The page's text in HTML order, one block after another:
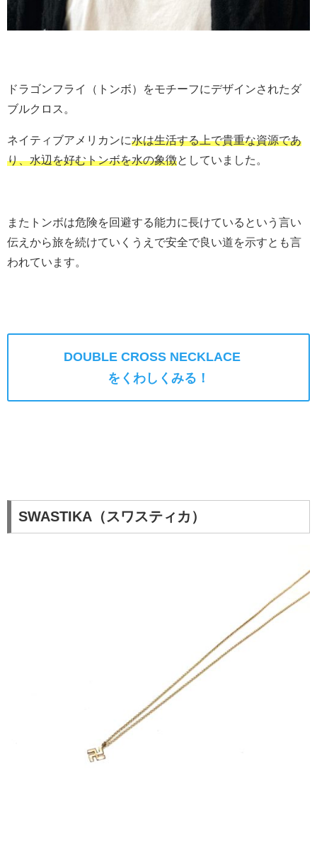
ドラゴンフライ（トンボ）をモチーフにデザインされたダ
ブルクロス。
ネイティブアメリカンに水は生活する上で貴重な資源であ
り、水辺を好むトンボを水の象徴としていました。
またトンボは危険を回避する能力に長けているという言い
伝えから旅を続けていくうえで安全で良い道を示すとも言
われています。
DOUBLE CROSS NECKLACE
をくわしくみる！
SWASTIKA（スワスティカ）